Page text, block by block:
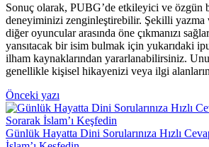
Sonuç olarak, PUBG’de etkileyici ve özgün
deneyiminizi zenginleştirebilir. Şekilli yazma
diğer oyuncular arasında öne çıkmanızı
yansıtacak bir isim bulmak için yukarıdaki
ilham kaynaklarından yararlanabilirsiniz.
genellikle kişisel hikayenizi veya ilgi
Yazı
gezinmesi
Önceki yazı
Günlük Hayatta Dini Sorularınıza Hızlı